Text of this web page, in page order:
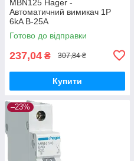
MBN125 Hager -
Автоматичний вимикач 1P
6kA B-25A
Готово до відправки
237,04 ₴ 307,84 ₴
Купити
–23%